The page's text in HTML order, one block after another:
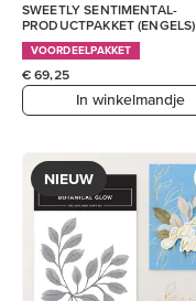
SWEETLY SENTIMENTAL-
PRODUCTPAKKET (ENGELS)
VOORDEELPAKKET
€ 69,25
In winkelmandje
NIEUW